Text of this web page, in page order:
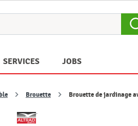
SERVICES JOBS
Brouette Brouette de jardinage